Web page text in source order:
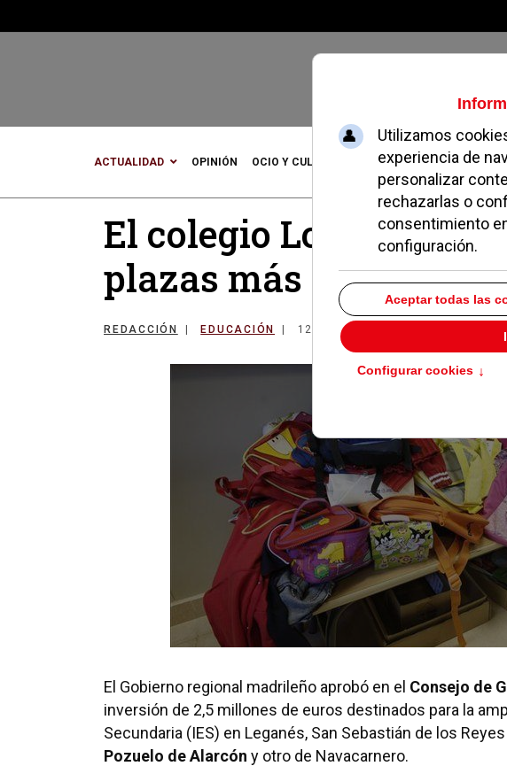
ACTUALIDAD OPINIÓN OCIO Y CULTURA DEPORTES MADRID
El colegio Los Ángeles
plazas más el
REDACCIÓN EDUCACIÓN 12 MARZO 2015
El Gobierno regional madrileño aprobó en el Consejo de
inversión de 2,5 millones de euros destinados para la
Secundaria (IES) en Leganés, San Sebastián de los
Pozuelo de Alarcón y otro de Navacarnero.